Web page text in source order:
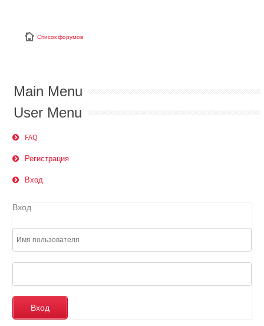
Список форумов
Main Menu
User Menu
FAQ
Регистрация
Вход
Вход